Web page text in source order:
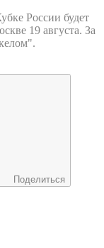
России будет
19 августа. За
Поделиться